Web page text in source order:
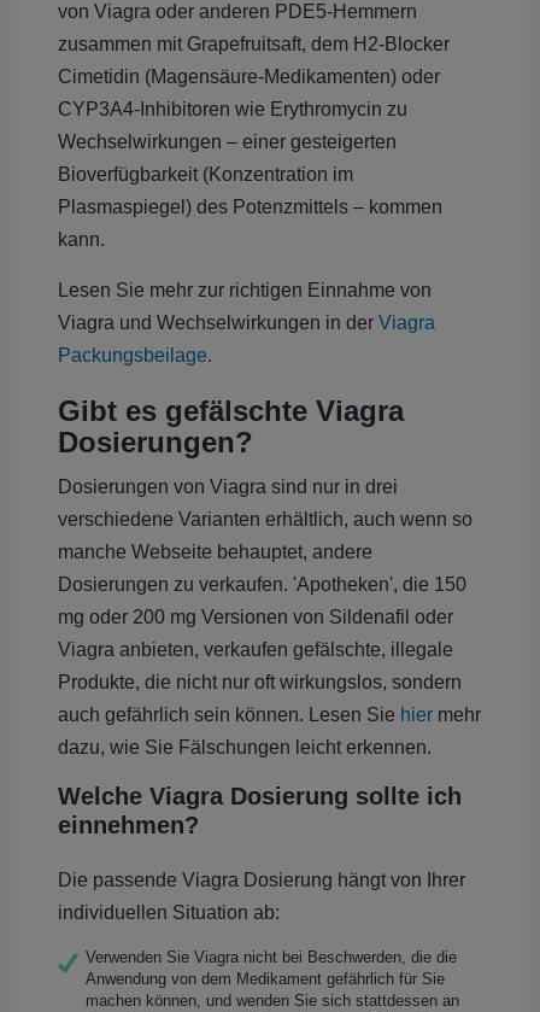
von Viagra oder anderen PDE5-Hemmern
zusammen mit Grapefruitsaft, dem H2-Blocker
Cimetidin (Magensäure-Medikamenten) oder
CYP3A4-Inhibitoren wie Erythromycin zu
Wechselwirkungen – einer gesteigerten
Bioverfügbarkeit (Konzentration im
Plasmaspiegel) des Potenzmittels – kommen
kann.
Lesen Sie mehr zur richtigen Einnahme von
Viagra und Wechselwirkungen in der Viagra
Packungsbeilage.
Gibt es gefälschte Viagra
Dosierungen?
Dosierungen von Viagra sind nur in drei
verschiedene Varianten erhältlich, auch wenn so
manche Webseite behauptet, andere
Dosierungen zu verkaufen. 'Apotheken', die 150
mg oder 200 mg Versionen von Sildenafil oder
Viagra anbieten, verkaufen gefälschte, illegale
Produkte, die nicht nur oft wirkungslos, sondern
auch gefährlich sein können. Lesen Sie hier mehr
dazu, wie Sie Fälschungen leicht erkennen.
Welche Viagra Dosierung sollte ich
einnehmen?
Die passende Viagra Dosierung hängt von Ihrer
individuellen Situation ab:
Verwenden Sie Viagra nicht bei Beschwerden, die die
Anwendung von dem Medikament gefährlich für Sie
machen können, und wenden Sie sich stattdessen an